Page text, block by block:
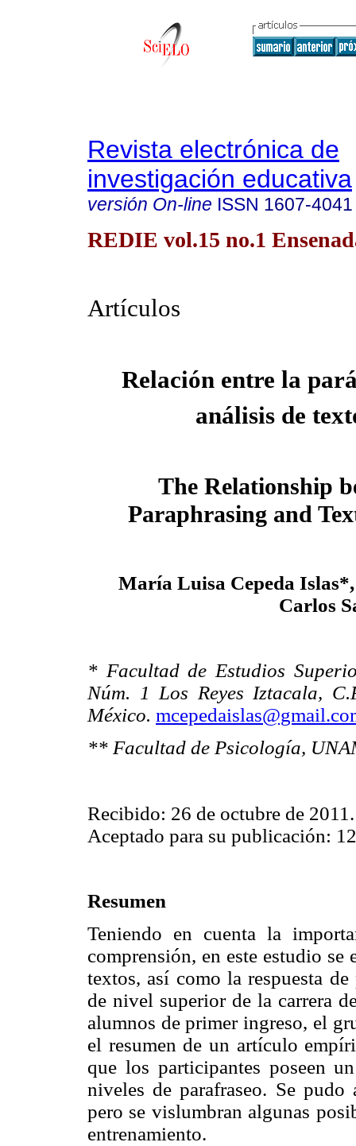
Revista electrónica de
investigación educativa
versión On-line ISSN 1607-4041
REDIE vol.15 no.1
Artículos
Relación entre la
análisis de
The Relationship
Paraphrasing and
María Luisa Cepeda
Carlos
* Facultad de Estudios
Núm. 1 Los Reyes Iztacala,
México.
** Facultad de Psicología,
Recibido: 26 de octubre de 2011.
Aceptado para su publicación:
Resumen
Teniendo en cuenta la
comprensión, en este estudio
textos, así como la respuesta
de nivel superior de la carrera
alumnos de primer ingreso, el
el resumen de un artículo
que los participantes poseen
niveles de parafraseo. Se
pero se vislumbran algunas
entrenamiento.